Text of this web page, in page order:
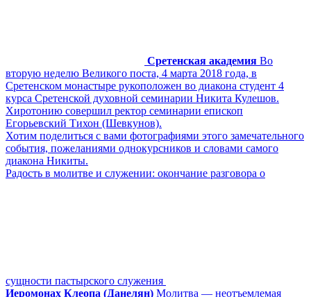
Сретенская академия Во
вторую неделю Великого поста, 4 марта 2018 года, в
Сретенском монастыре рукоположен во диакона студент 4
курса Сретенской духовной семинарии Никита Кулешов.
Хиротонию совершил ректор семинарии епископ
Егорьевский Тихон (Шевкунов).
Хотим поделиться с вами фотографиями этого замечательного
события, пожеланиями однокурсников и словами самого
диакона Никиты.
Радость в молитве и служении: окончание разговора о
сущности пастырского служения
Иеромонах Клеопа (Данелян) Молитва ― неотъемлемая